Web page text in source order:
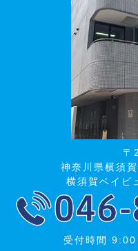
〒
神奈川県横須
横須賀ベイビ
受付時間